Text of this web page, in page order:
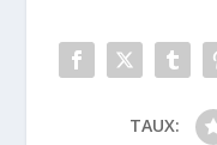
TAUX: